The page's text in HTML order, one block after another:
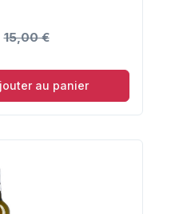
15,00 €
au panier